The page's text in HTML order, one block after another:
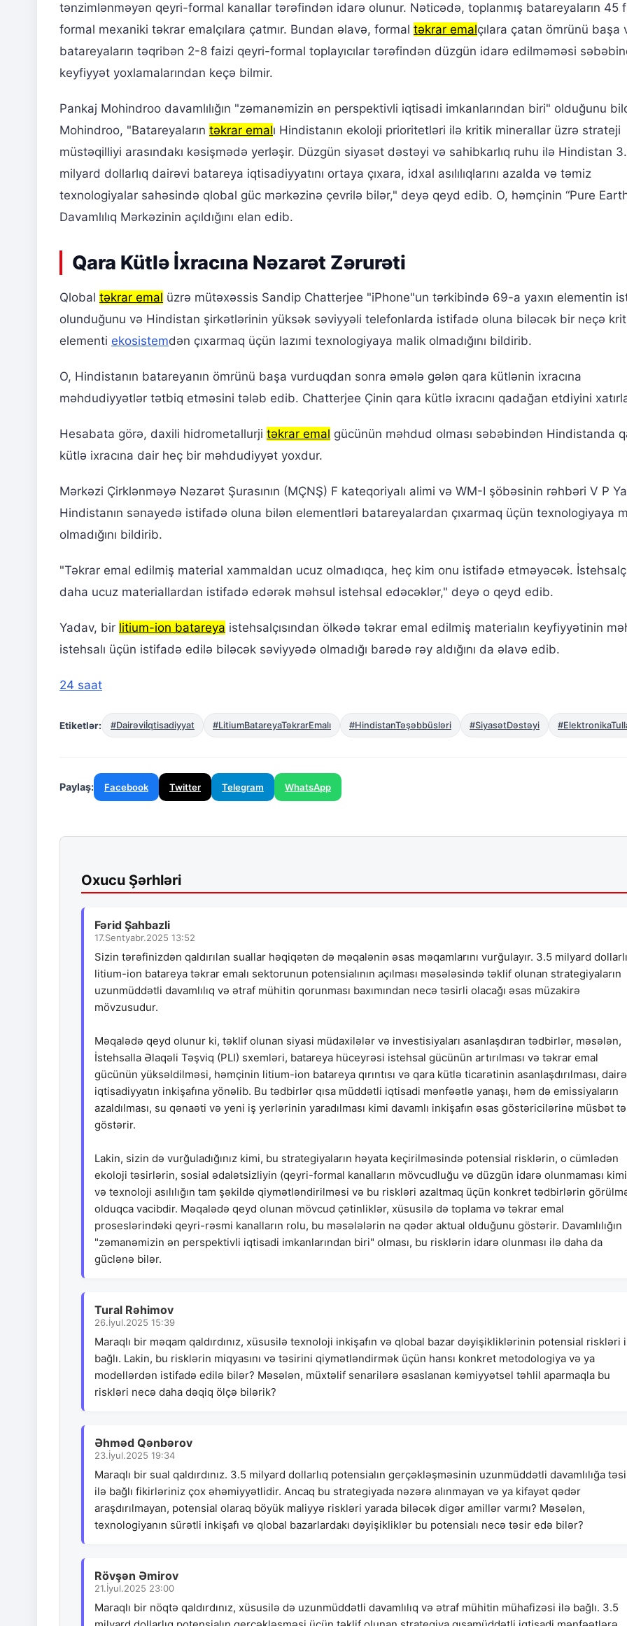
tənzimlənməyən qeyri-formal kanallar tərəfindən idarə olunur. Nəticədə, toplanmış batareyaların 45
formal mexaniki təkrar emalçılara çatmır. Bundan əlavə, formal təkrar emalçılara çatan ömrünü başa
batareyaların təqribən 2-8 faizi qeyri-formal toplayıcılar tərəfindən düzgün idarə edilməməsi
keyfiyyət yoxlamalarından keçə bilmir.
Pankaj Mohindroo davamlılığın "zəmanəmizin ən perspektivli iqtisadi imkanlarından biri" olduğunu
Mohindroo, "Batareyaların təkrar emalı Hindistanın ekoloji prioritetləri ilə kritik minerallar üzrə strateji
müstəqilliyi arasındakı kəsişmədə yerləşir. Düzgün siyasət dəstəyi və sahibkarlıq ruhu ilə Hindistan
milyard dollarlıq dairəvi batareya iqtisadiyyatını ortaya çıxara, idxal asılılıqlarını azalda və təmiz
texnologiyalar sahəsində qlobal güc mərkəzinə çevrilə bilər," deyə qeyd edib. O, həmçinin “Pure
Davamlılıq Mərkəzinin açıldığını elan edib.
Qara Kütlə İxracına Nəzarət Zərurəti
Qlobal təkrar emal üzrə mütəxəssis Sandip Chatterjee "iPhone"un tərkibində 69-a yaxın elementin
olunduğunu və Hindistan şirkətlərinin yüksək səviyyəli telefonlarda istifadə oluna biləcək bir neçə
elementi ekosistemdən çıxarmaq üçün lazımi texnologiyaya malik olmadığını bildirib.
O, Hindistanın batareyanın ömrünü başa vurduqdan sonra əmələ gələn qara kütlənin ixracına
məhdudiyyətlər tətbiq etməsini tələb edib. Chatterjee Çinin qara kütlə ixracını qadağan etdiyini
Hesabata görə, daxili hidrometallurji təkrar emal gücünün məhdud olması səbəbindən Hindistanda
kütlə ixracına dair heç bir məhdudiyyət yoxdur.
Mərkəzi Çirklənməyə Nəzarət Şurasının (MÇNŞ) F kateqoriyalı alimi və WM-I şöbəsinin rəhbəri V P
Hindistanın sənayedə istifadə oluna bilən elementləri batareyalardan çıxarmaq üçün texnologiyaya
olmadığını bildirib.
"Təkrar emal edilmiş material xammaldan ucuz olmadıqca, heç kim onu ​​istifadə etməyəcək.
daha ucuz materiallardan istifadə edərək məhsul istehsal edəcəklər," deyə o qeyd edib.
Yadav, bir litium-ion batareya istehsalçısından ölkədə təkrar emal edilmiş materialın keyfiyyətinin
istehsalı üçün istifadə edilə biləcək səviyyədə olmadığı barədə rəy aldığını da əlavə edib.
24 saat
Etiketlər: #Dairəviİqtisadiyyat #LitiumBatareyaTəkrarEmalı #HindistanTəşəbbüsləri #SiyasətDəstəyi
Paylaş: Facebook Twitter Telegram WhatsApp
Oxucu Şərhləri
Fərid Şahbazli
17.Sentyabr.2025 13:52
Sizin tərəfinizdən qaldırılan suallar həqiqətən də məqalənin əsas məqamlarını vurğulayır. 3.5 milyard
litium-ion batareya təkrar emalı sektorunun potensialının açılması məsələsində təklif olunan strategiyaların
uzunmüddətli davamlılıq və ətraf mühitin qorunması baxımından necə təsirli olacağı əsas müzakirə
mövzusudur.
Məqalədə qeyd olunur ki, təklif olunan siyasi müdaxilələr və investisiyaları asanlaşdıran tədbirlər, məsələn,
İstehsalla Əlaqəli Təşviq (PLI) sxemləri, batareya hüceyrəsi istehsal gücünün artırılması və təkrar emal
gücünün yüksəldilməsi, həmçinin litium-ion batareya qırıntısı və qara kütlə ticarətinin asanlaşdırılması,
iqtisadiyyatın inkişafına yönəlib. Bu tədbirlər qısa müddətli iqtisadi mənfəətlə yanaşı, həm də emissiyaların
azaldılması, su qənaəti və yeni iş yerlərinin yaradılması kimi davamlı inkişafın əsas göstəricilərinə müsbət
göstərir.
Lakin, sizin də vurğuladığınız kimi, bu strategiyaların həyata keçirilməsində potensial risklərin, o cümlədən
ekoloji təsirlərin, sosial ədalətsizliyin (qeyri-formal kanalların mövcudluğu və düzgün idarə olunmaması
və texnoloji asılılığın tam şəkildə qiymətləndirilməsi və bu riskləri azaltmaq üçün konkret tədbirlərin
olduqca vacibdir. Məqalədə qeyd olunan mövcud çətinliklər, xüsusilə də toplama və təkrar emal
proseslərindəki qeyri-rəsmi kanalların rolu, bu məsələlərin nə qədər aktual olduğunu göstərir. Davamlılığın
"zəmanəmizin ən perspektivli iqtisadi imkanlarından biri" olması, bu risklərin idarə olunması ilə daha da
güclənə bilər.
Tural Rəhimov
26.İyul.2025 15:39
Maraqlı bir məqam qaldırdınız, xüsusilə texnoloji inkişafın və qlobal bazar dəyişikliklərinin potensial riskləri
bağlı. Lakin, bu risklərin miqyasını və təsirini qiymətləndirmək üçün hansı konkret metodologiya və ya
modellərdən istifadə edilə bilər? Məsələn, müxtəlif senarilərə əsaslanan kəmiyyətsel təhlil aparmaqla bu
riskləri necə daha dəqiq ölçə bilərik?
Əhməd Qənbərov
23.İyul.2025 19:34
Maraqlı bir sual qaldırdınız. 3.5 milyard dollarlıq potensialın gerçəkləşməsinin uzunmüddətli davamlılığa
ilə bağlı fikirləriniz çox əhəmiyyətlidir. Ancaq bu strategiyada nəzərə alınmayan və ya kifayət qədər
araşdırılmayan, potensial olaraq böyük maliyyə riskləri yarada biləcək digər amillər varmı? Məsələn,
texnologiyanın sürətli inkişafı və qlobal bazarlardakı dəyişikliklər bu potensialı necə təsir edə bilər?
Rövşən Əmirov
21.İyul.2025 23:00
Maraqlı bir nöqtə qaldırdınız, xüsusilə də uzunmüddətli davamlılıq və ətraf mühitin mühafizəsi ilə bağlı. 3.5